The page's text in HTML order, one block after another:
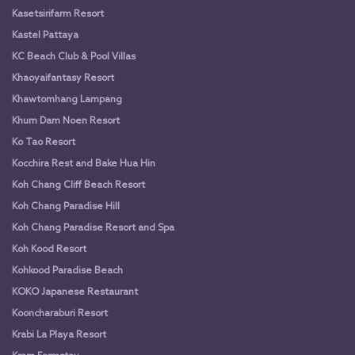
Kasetsirifarm Resort
Kastel Pattaya
KC Beach Club & Pool Villas
Khaoyaifantasy Resort
Khawtomhang Lampang
Khum Dam Noen Resort
Ko Tao Resort
Kocchira Rest and Bake Hua Hin
Koh Chang Cliff Beach Resort
Koh Chang Paradise Hill
Koh Chang Paradise Resort and Spa
Koh Kood Resort
Kohkood Paradise Beach
KOKO Japanese Restaurant
Kooncharaburi Resort
Krabi La Playa Resort